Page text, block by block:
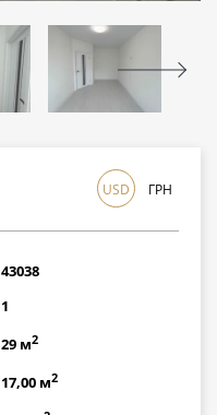
USD ГРН
43038
1
29 м2
17,00 м2